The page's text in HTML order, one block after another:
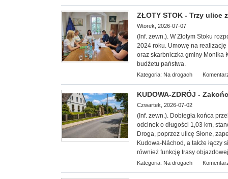
ZŁOTY STOK - Trzy
Wtorek, 2026-07-07
(Inf. zewn.). W Złotym Stoku
2024 roku. Umowę na
oraz skarbniczka gminy Monika
budżetu państwa.
Kategoria: Na drogach
KUDOWA-ZDRÓJ -
Czwartek, 2026-07-02
(Inf. zewn.). Dobiegła końca
odcinek o długości 1,03 km,
Droga, poprzez ulicę Słone,
Kudowa-Náchod, a także łączy
również funkcję trasy
Kategoria: Na drogach